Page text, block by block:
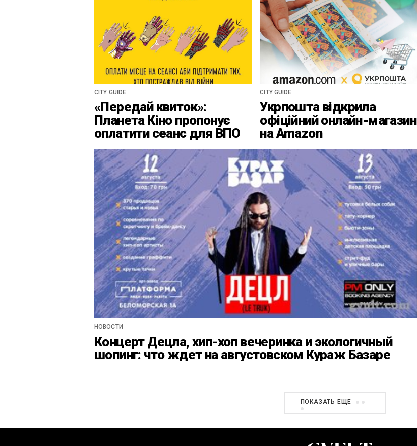
CITY GUIDE
«Передай квиток»:
Планета Кіно пропонує
оплатити сеанс для ВПО
CITY GUIDE
Укрпошта відкрила
офіційний онлайн-магазин
на Amazon
НОВОСТИ
Концерт Децла, хип-хоп вечеринка и экологичный
шопинг: что ждет на августовском Кураж Базаре
ПОКАЗАТЬ ЕЩЕ